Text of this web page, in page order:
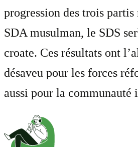
progression des trois
SDA musulman, le SDS
croate. Ces résultats ont
désaveu pour les forces
aussi pour la communauté